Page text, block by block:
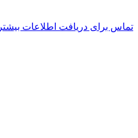
تماس برای دریافت اطلاعات بیشتر